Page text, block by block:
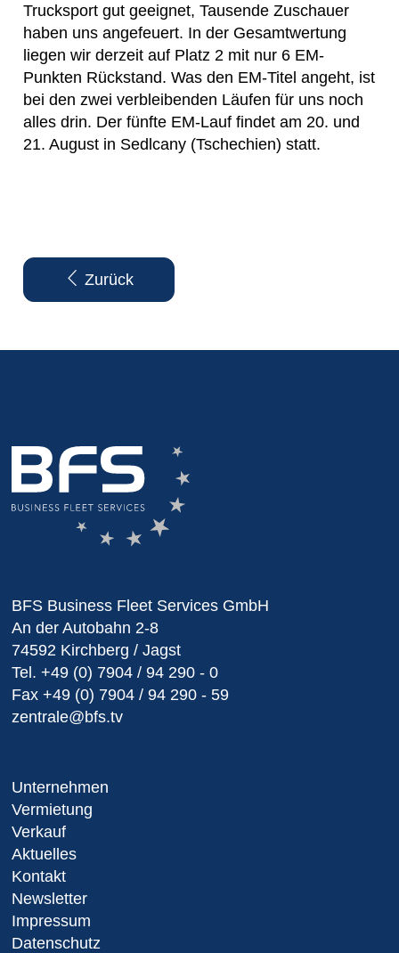
Trucksport gut geeignet, Tausende Zuschauer
haben uns angefeuert. In der Gesamtwertung
liegen wir derzeit auf Platz 2 mit nur 6 EM-
Punkten Rückstand. Was den EM-Titel angeht, ist
bei den zwei verbleibenden Läufen für uns noch
alles drin. Der fünfte EM-Lauf findet am 20. und
21. August in Sedlcany (Tschechien) statt.
Zurück
BFS Business Fleet Services GmbH
An der Autobahn 2-8
74592 Kirchberg / Jagst
Tel. +49 (0) 7904 / 94 290 - 0
Fax +49 (0) 7904 / 94 290 - 59
zentrale@bfs.tv
Unternehmen
Vermietung
Verkauf
Aktuelles
Kontakt
Newsletter
Impressum
Datenschutz